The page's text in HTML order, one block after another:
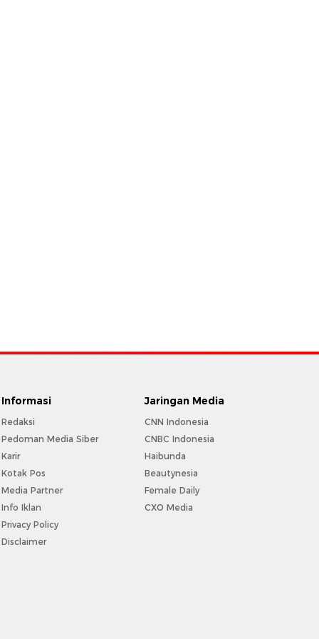
Informasi
Redaksi
Pedoman Media Siber
Karir
Kotak Pos
Media Partner
Info Iklan
Privacy Policy
Disclaimer
Jaringan Media
CNN Indonesia
CNBC Indonesia
Haibunda
Beautynesia
Female Daily
CXO Media